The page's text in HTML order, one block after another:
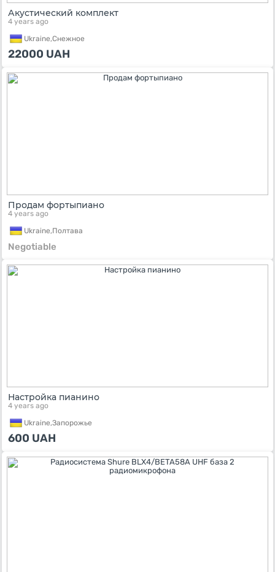
Акустический комплект
4 years ago
Ukraine,Снежное
22000 UAH
Продам фортыпиано
4 years ago
Ukraine,Полтава
Negotiable
Настройка пианино
4 years ago
Ukraine,Запорожье
600 UAH